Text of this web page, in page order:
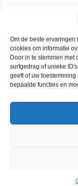
Om de beste
cookies om informatie
Door in te stemmen
surfgedrag of unieke
geeft of uw
bepaalde functies en